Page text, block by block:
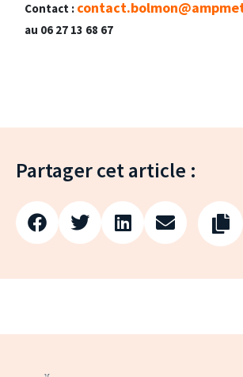
Contact :
au 06 27 13 68 67
Partager cet article :